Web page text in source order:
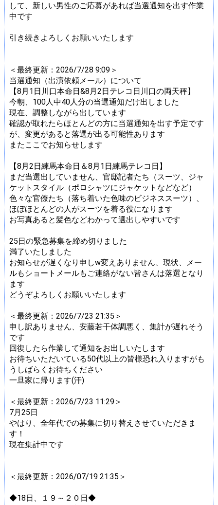
して、新しい男性のご応募があれば当選通知を出す作業
中です
引き続きよろしくお願いいたします
＜最終更新：2026/7/28 9:09＞
当選通知（出演依頼メール）について
【8月1日川口本命日&8月2日テレコ日川口の両天秤】
今朝、100人中40人分の当選通知だけ出しました
現在、調整しながら出しています
確認が取れたらほとんどの方に当選通知を出す予定です
が、変更があると落選が出る可能性あります
またここでお知らせします
【8月2日練馬本命日＆8月1日練馬テレコ日】
まだ当選出していません、官邸記者たち（スーツ、ジャ
ケットスタイル（ポロシャツにジャケットなどなど）
色々な官僚たち（落ち着いた色味のビジネススーツ）、
ほぼほとんどの人がスーツを着る役になります
お写真あると髪色などわかって選出しやすいです
25日の緊急募集を締め切りました
満了いたしました
お知らせが遅くなり申しw変えありません、現状、メー
ルもショートメールもご連絡がない皆さんは落選となり
ます
どうぞよろしくお願いいたします
＜最終更新：2026/7/23 21:35＞
申し訳ありません、安藤若干体調悪く、集計が遅れそう
です
回復したら作業して通知をお出しいたします
お待ちいただいている50代以上の皆様恐れ入りますがも
うしばらくお待ちください
一旦家に帰ります(汗)
＜最終更新：2026/7/23 11:29＞
7月25日
やはり、全年代での募集に切り替えさせていただきま
す！
現在集計中です
＜最終更新：2026/07/19 21:35＞
◆18日、１９～２０日◆